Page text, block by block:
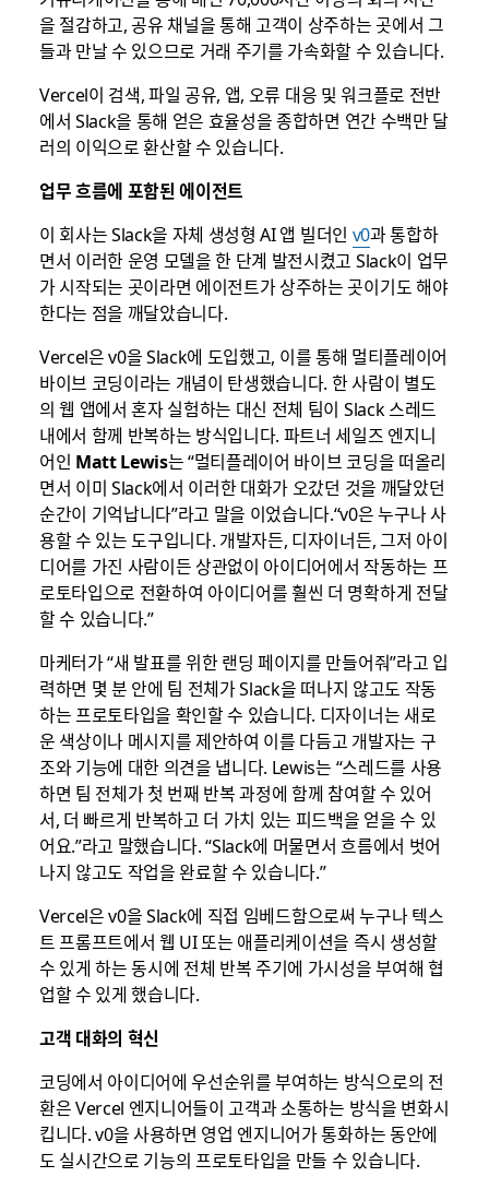
을 절감하고, 공유 채널을 통해 고객이 상주하는 곳에서 그
들과 만날 수 있으므로 거래 주기를 가속화할 수 있습니다.
Vercel이 검색, 파일 공유, 앱, 오류 대응 및 워크플로 전반
에서 Slack을 통해 얻은 효율성을 종합하면 연간 수백만 달
러의 이익으로 환산할 수 있습니다.
업무 흐름에 포함된 에이전트
이 회사는 Slack을 자체 생성형 AI 앱 빌더인 v0과 통합하
면서 이러한 운영 모델을 한 단계 발전시켰고 Slack이 업무
가 시작되는 곳이라면 에이전트가 상주하는 곳이기도 해야
한다는 점을 깨달았습니다.
Vercel은 v0을 Slack에 도입했고, 이를 통해 멀티플레이어
바이브 코딩이라는 개념이 탄생했습니다. 한 사람이 별도
의 웹 앱에서 혼자 실험하는 대신 전체 팀이 Slack 스레드
내에서 함께 반복하는 방식입니다. 파트너 세일즈 엔지니
어인 Matt Lewis는 “멀티플레이어 바이브 코딩을 떠올리
면서 이미 Slack에서 이러한 대화가 오갔던 것을 깨달았던
순간이 기억납니다”라고 말을 이었습니다.“v0은 누구나 사
용할 수 있는 도구입니다. 개발자든, 디자이너든, 그저 아이
디어를 가진 사람이든 상관없이 아이디어에서 작동하는 프
로토타입으로 전환하여 아이디어를 훨씬 더 명확하게 전달
할 수 있습니다.”
마케터가 “새 발표를 위한 랜딩 페이지를 만들어줘”라고 입
력하면 몇 분 안에 팀 전체가 Slack을 떠나지 않고도 작동
하는 프로토타입을 확인할 수 있습니다. 디자이너는 새로
운 색상이나 메시지를 제안하여 이를 다듬고 개발자는 구
조와 기능에 대한 의견을 냅니다. Lewis는 “스레드를 사용
하면 팀 전체가 첫 번째 반복 과정에 함께 참여할 수 있어
서, 더 빠르게 반복하고 더 가치 있는 피드백을 얻을 수 있
어요.”라고 말했습니다. “Slack에 머물면서 흐름에서 벗어
나지 않고도 작업을 완료할 수 있습니다.”
Vercel은 v0을 Slack에 직접 임베드함으로써 누구나 텍스
트 프롬프트에서 웹 UI 또는 애플리케이션을 즉시 생성할
수 있게 하는 동시에 전체 반복 주기에 가시성을 부여해 협
업할 수 있게 했습니다.
고객 대화의 혁신
코딩에서 아이디어에 우선순위를 부여하는 방식으로의 전
환은 Vercel 엔지니어들이 고객과 소통하는 방식을 변화시
킵니다. v0을 사용하면 영업 엔지니어가 통화하는 동안에
도 실시간으로 기능의 프로토타입을 만들 수 있습니다.